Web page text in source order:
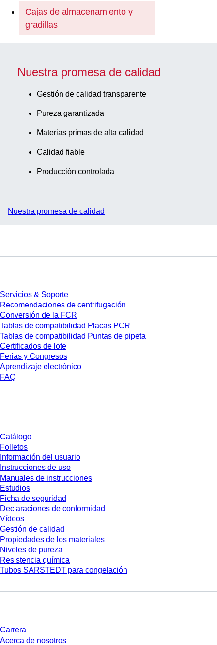
Cajas de almacenamiento y
gradillas
Nuestra promesa de calidad
Gestión de calidad transparente
Pureza garantizada
Materias primas de alta calidad
Calidad fiable
Producción controlada
Nuestra promesa de calidad
Servicios & Soporte
Recomendaciones de centrifugación
Conversión de la FCR
Tablas de compatibilidad Placas PCR
Tablas de compatibilidad Puntas de pipeta
Certificados de lote
Ferias y Congresos
Aprendizaje electrónico
FAQ
Catálogo
Folletos
Información del usuario
Instrucciones de uso
Manuales de instrucciones
Estudios
Ficha de seguridad
Declaraciones de conformidad
Vídeos
Gestión de calidad
Propiedades de los materiales
Niveles de pureza
Resistencia química
Tubos SARSTEDT para congelación
Carrera
Acerca de nosotros